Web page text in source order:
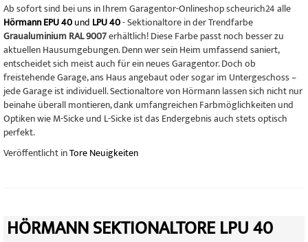
Ab sofort sind bei uns in Ihrem Garagentor-Onlineshop scheurich24 alle
Hörmann EPU 40und LPU 40- Sektionaltore in der Trendfarbe
Graualuminium RAL 9007erhältlich! Diese Farbe passt noch besser zu
aktuellen Hausumgebungen. Denn wer sein Heim umfassend saniert,
entscheidet sich meist auch für ein neues Garagentor. Doch ob
freistehende Garage, ans Haus angebaut oder sogar im Untergeschoss –
jede Garage ist individuell. Sectionaltore von Hörmann lassen sich nicht nur
beinahe überall montieren, dank umfangreichen Farbmöglichkeiten und
Optiken wie M-Sicke und L-Sicke ist das Endergebnis auch stets optisch
perfekt.
Veröffentlicht inTore Neuigkeiten
HÖRMANN SEKTIONALTORE LPU 40